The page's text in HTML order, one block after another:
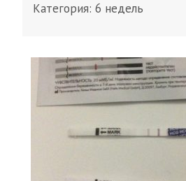
Категория: 6 недель